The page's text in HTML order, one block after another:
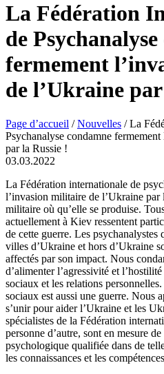
La Fédération
de
fermement
de l’Ukraine
Page d’accueil /Nouvelles /La
Psychanalyse condamne
par la Russie !
03.03.2022
La Fédération internationale de
l’invasion militaire de l’Ukraine par
militaire où qu’elle se produise.
actuellement à Kiev ressentent
de cette guerre. Les
villes d’Ukraine et hors d’Ukraine
affectés par son impact. Nous
d’alimenter l’agressivité et
sociaux et les relations
sociaux est aussi une guerre. Nous
s’unir pour aider l’Ukraine et les
spécialistes de la Fédération
personne d’autre, sont en mesure
psychologique qualifiée dans de
les connaissances et les